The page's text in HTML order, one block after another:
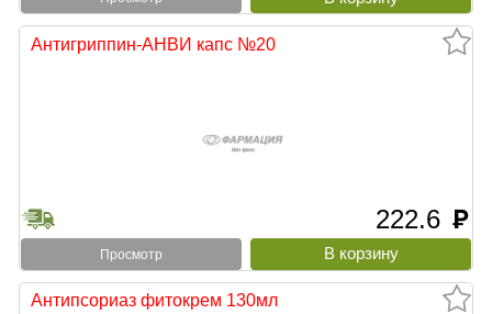
Антигриппин-АНВИ капс №20
222.6 руб
Просмотр
Антипсориаз фитокрем 130мл